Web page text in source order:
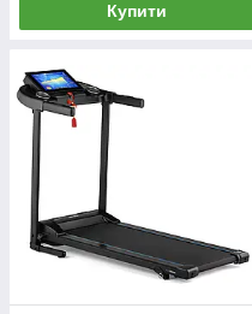
Купити